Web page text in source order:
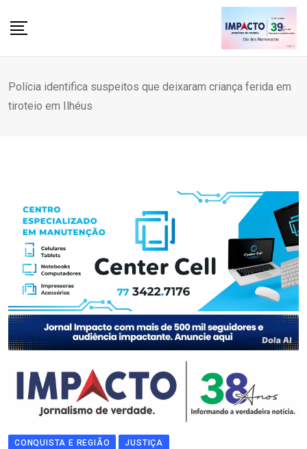
Polícia identifica suspeitos que deixaram criança ferida em
tiroteio em Ilhéus
CONQUISTA E REGIÃO JUSTIÇA